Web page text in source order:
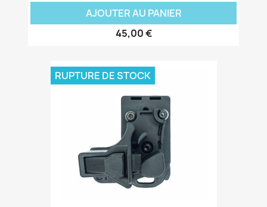
AJOUTER AU PANIER
45,00 €
RUPTURE DE STOCK